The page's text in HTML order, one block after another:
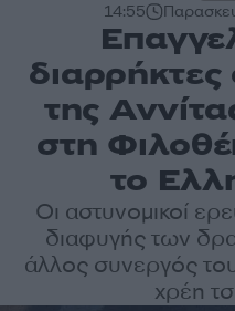
14:55
διαρρήκτες
της
στη
το
Οι αστυνομικοί
διαφυγής των
άλλος συνεργός
χρέη